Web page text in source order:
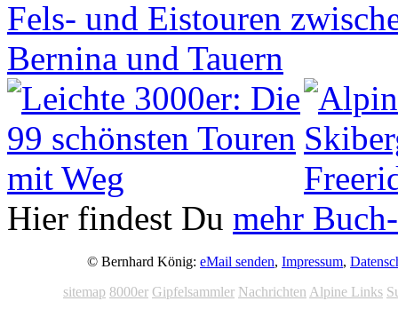
Hier findest Du mehr
© Bernhard König: eMail senden, Impressum,
sitemap 8000er Gipfelsammler Nachrichten Alpine Links